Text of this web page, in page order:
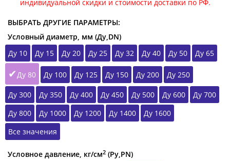
индивидуальной скидки и стоимости доставки по РФ.
ВЫБРАТЬ ДРУГИЕ ПАРАМЕТРЫ:
Условный диаметр, мм (Ду,DN)
Ду 10
Ду 15 Ду 20 Ду 25 Ду 32 Ду 40 Ду 50 Ду 65
Ду 80 Ду 100 Ду 125 Ду 150 Ду 200 Ду 250
Ду 300 Ду 350 Ду 400 Ду 450 Ду 500 Ду 600
Ду 700
Ду 800
Ду 1000 Ду 1200 Ду 1400
Ду 1600
Все значения
Условное давление, кг/см2 (Ру,РN)